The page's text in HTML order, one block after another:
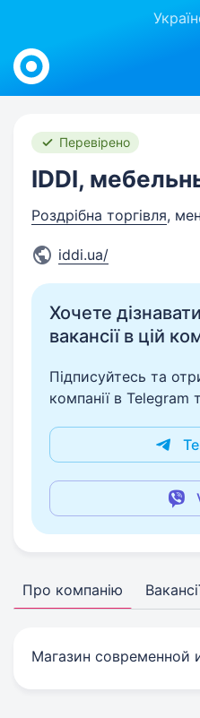
Work.ua
Перевірено
IDDI,
Роздрібна торгівля,
iddi.ua/
Хочете
вакансії в цій
Підписуйтесь та
компанії в Telegram
Про компанію
Магазин современной